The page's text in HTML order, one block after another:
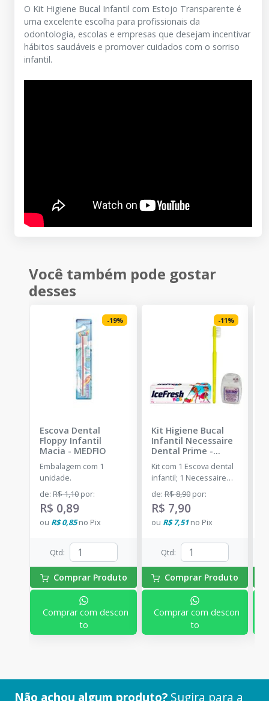
O Kit Higiene Bucal Infantil com Estojo Transparente é
uma excelente escolha para profissionais da
odontologia, escolas e empresas que desejam incentivar
hábitos saudáveis e promover cuidados com o sorriso
infantil.
Você também pode gostar
desses
-19%
Escova Dental
Floppy Infantil
Macia - MEDFIO
Embalagem com 1
unidade.
de:R$ 1,10por:
R$ 0,89
ou R$ 0,85no Pix
Qtd:
Comprar Produto
Comprar com descon
to
-11%
Kit Higiene Bucal
Infantil Necessaire
Dental Prime -
DENTAL PRIME
Kit com 1 Escova dental
infantil; 1 Necessaire
Plástica com botão; 1 Fio
dental 25m e 1 Creme
dental Infantil 50g.
de: R$ 8,90 por:
R$ 7,90
ou R$ 7,51no Pix
Qtd:
Comprar Produto
Comprar com descon
to
Não achou algum produto? Sugira para a